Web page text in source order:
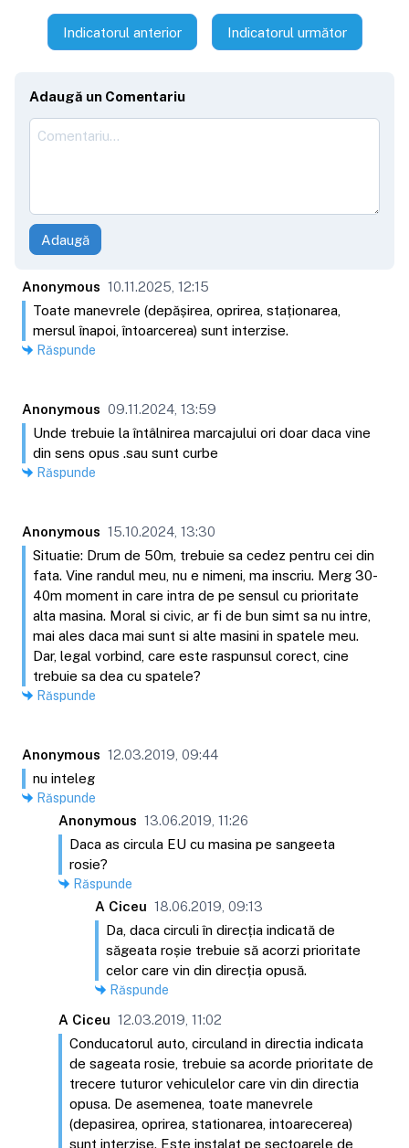
Indicatorul anterior Indicatorul următor
Adaugă un Comentariu
Adaugă
Anonymous 10.11.2025, 12:15
Toate manevrele (depășirea, oprirea, staționarea,
mersul înapoi, întoarcerea) sunt interzise.
Răspunde
Anonymous 09.11.2024, 13:59
Unde trebuie la întâlnirea marcajului ori doar daca vine
din sens opus .sau sunt curbe
Răspunde
Anonymous 15.10.2024, 13:30
Situatie: Drum de 50m, trebuie sa cedez pentru cei din
fata. Vine randul meu, nu e nimeni, ma inscriu. Merg 30-
40m moment in care intra de pe sensul cu prioritate
alta masina. Moral si civic, ar fi de bun simt sa nu intre,
mai ales daca mai sunt si alte masini in spatele meu.
Dar, legal vorbind, care este raspunsul corect, cine
trebuie sa dea cu spatele?
Răspunde
Anonymous 12.03.2019, 09:44
nu inteleg
Răspunde
Anonymous 13.06.2019, 11:26
Daca as circula EU cu masina pe sangeeta
rosie?
Răspunde
A Ciceu 18.06.2019, 09:13
Da, daca circuli în direcția indicată de
săgeata roșie trebuie să acorzi prioritate
celor care vin din direcția opusă.
Răspunde
A Ciceu 12.03.2019, 11:02
Conducatorul auto, circuland in directia indicata
de sageata rosie, trebuie sa acorde prioritate de
trecere tuturor vehiculelor care vin din directia
opusa. De asemenea, toate manevrele
(depasirea, oprirea, stationarea, intoarecerea)
sunt interzise. Este instalat pe sectoarele de